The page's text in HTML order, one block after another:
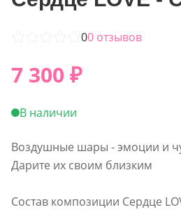
00 отзывов
7 300 ₽
В наличии
Воздушные шары - эмоции и
Дарите их своим близким
Состав композиции Сердце